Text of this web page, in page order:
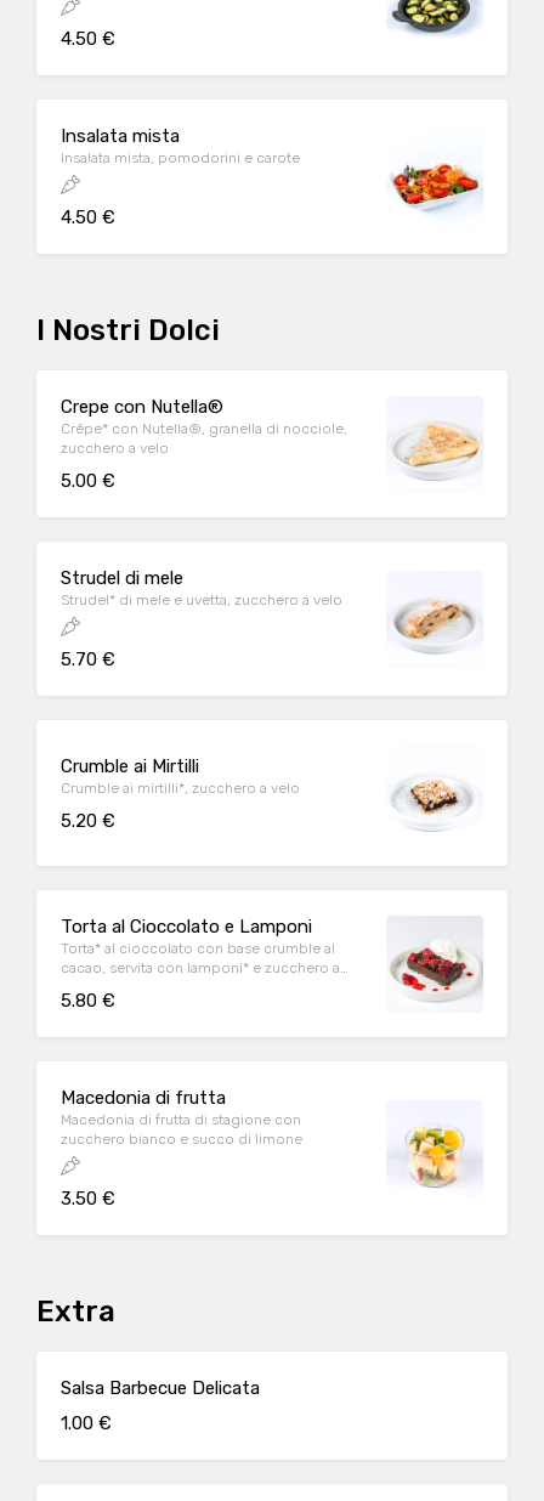
4.50 €
Insalata mista
Insalata mista, pomodorini e carote
4.50 €
I Nostri Dolci
Crepe con Nutella®
Crêpe* con Nutella®, granella di nocciole,
zucchero a velo
5.00 €
Strudel di mele
Strudel* di mele e uvetta, zucchero a velo
5.70 €
Crumble ai Mirtilli
Crumble ai mirtilli*, zucchero a velo
5.20 €
Torta al Cioccolato e Lamponi
Torta* al cioccolato con base crumble al
cacao, servita con lamponi* e zucchero a
5.80 €
Macedonia di frutta
Macedonia di frutta di stagione con
zucchero bianco e succo di limone
3.50 €
Extra
Salsa Barbecue Delicata
1.00 €